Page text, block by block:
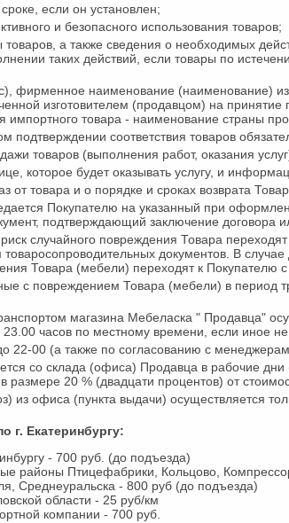
если он установлен;
и безопасного использования товаров;
а также сведения о необходимых
таких действий, если товары по
фирменное наименование (наименование)
изготовителем (продавцом) на
импортного товара - наименование страны
подтверждении соответствия товаров
товаров (выполнения работ, оказания
которое будет оказывать услугу, и
от товара и о порядке и сроках возврата
Покупателю на указанный при
подтверждающий заключение договора
случайного повреждения Товара
документов. В
Товара (мебели) переходят к Покупателю
с повреждением Товара (мебели) в период
магазина Мебеласка " Продавца"
часов по местному времени, если иное
22-00 (а также по согласованию с
со склада (офиса) Продавца в рабочие
размере 20 % (двадцати процентов) от
из офиса (пункта выдачи) осуществляется
г. Екатеринбургу:
- 700 руб. (до подъезда)
районы Птицефабрики, Кольцово,
Среднеуральска - 800 руб (до подъезда)
области - 25 руб/км
компании - 700 руб.